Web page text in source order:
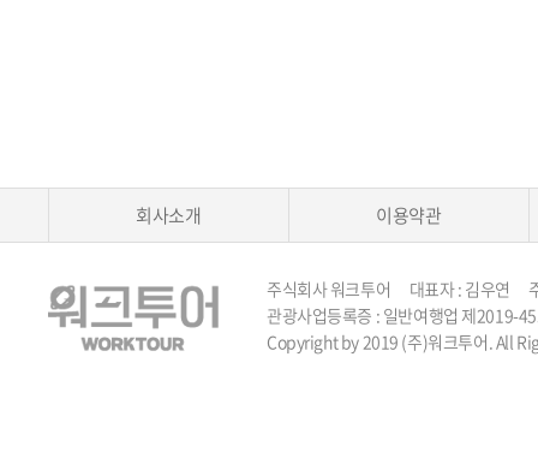
회사소개 이용약관
주식회사 워크투어 대표자 : 김우연
관광사업등록증 : 일반여행업 제
Copyright by 2019 (주)워크투어. All